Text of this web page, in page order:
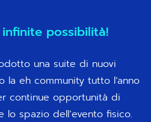
possibilità!
una suite di nuovi
la eh community tutto l’anno
continue opportunità di
spazio dell’evento fisico.